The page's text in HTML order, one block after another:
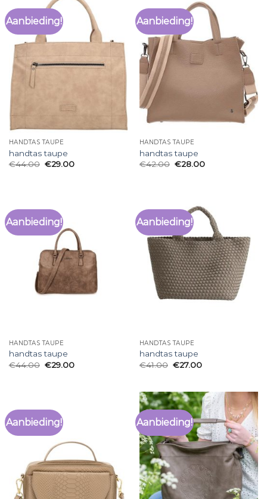
Aanbieding!
HANDTAS TAUPE
handtas taupe
€44.00 €29.00
Aanbieding!
HANDTAS TAUPE
handtas taupe
€42.00 €28.00
Aanbieding!
HANDTAS TAUPE
handtas taupe
€44.00 €29.00
Aanbieding!
HANDTAS TAUPE
handtas taupe
€41.00 €27.00
Aanbieding! Aanbieding!